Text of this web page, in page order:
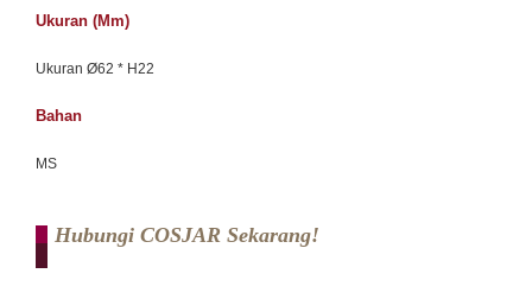
Ukuran (mm)
Ukuran Ø62 * H22
Bahan
MS
Hubungi COSJAR Sekarang!